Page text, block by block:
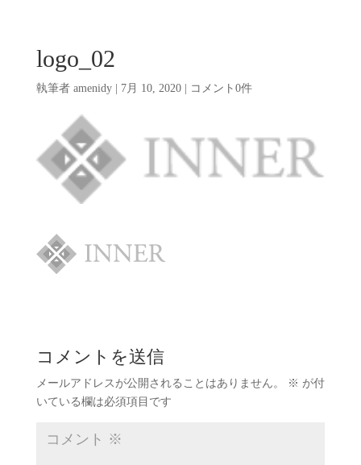
logo_02
執筆者 amenidy| 7月 10, 2020| コメント0件
コメントを送信
メールアドレスが公開されることはありません。 ※ が付
いている欄は必須項目です